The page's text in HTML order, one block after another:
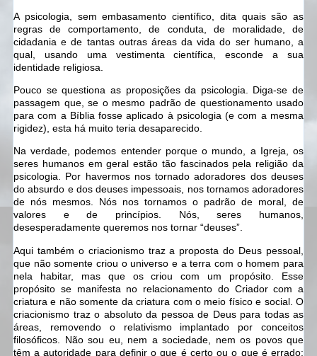
A psicologia, sem embasamento científico, dita quais são as
regras de comportamento, de conduta, de moralidade, de
cidadania e de tantas outras áreas da vida do ser humano, a
qual, usando uma vestimenta científica, esconde a sua
identidade religiosa.
Pouco se questiona as proposições da psicologia. Diga-se de
passagem que, se o mesmo padrão de questionamento usado
para com a Bíblia fosse aplicado à psicologia (e com a mesma
rigidez), esta há muito teria desaparecido.
Na verdade, podemos entender porque o mundo, a Igreja, os
seres humanos em geral estão tão fascinados pela religião da
psicologia. Por havermos nos tornado adoradores dos deuses
do absurdo e dos deuses impessoais, nos tornamos adoradores
de nós mesmos. Nós nos tornamos o padrão de moral, de
valores e de princípios. Nós, seres humanos,
desesperadamente queremos nos tornar “deuses”.
Aqui também o criacionismo traz a proposta do Deus pessoal,
que não somente criou o universo e a terra com o homem para
nela habitar, mas que os criou com um propósito. Esse
propósito se manifesta no relacionamento do Criador com a
criatura e não somente da criatura com o meio físico e social. O
criacionismo traz o absoluto da pessoa de Deus para todas as
áreas, removendo o relativismo implantado por conceitos
filosóficos. Não sou eu, nem a sociedade, nem os povos que
têm a autoridade para definir o que é certo ou o que é errado: